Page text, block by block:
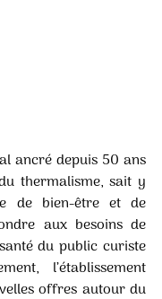
ancré depuis 50 ans
thermalisme, sait y
de bien-être et de
aux besoins de
du public curiste
l’établissement
offres autour du